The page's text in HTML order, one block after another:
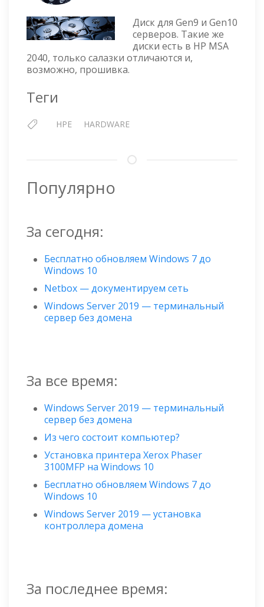
600GB
12G
SAS
15K
Диск для Gen9 и Gen10
серверов. Такие же
диски есть в HP MSA
2040, только салазки отличаются и,
возможно, прошивка.
Теги
HPE HARDWARE
Популярно
За сегодня:
Бесплатно обновляем Windows 7 до
Windows 10
Netbox — документируем сеть
Windows Server 2019 — терминальный
сервер без домена
За все время:
Windows Server 2019 — терминальный
сервер без домена
Из чего состоит компьютер?
Установка принтера Xerox Phaser
3100MFP на Windows 10
Бесплатно обновляем Windows 7 до
Windows 10
Windows Server 2019 — установка
контроллера домена
За последнее время: